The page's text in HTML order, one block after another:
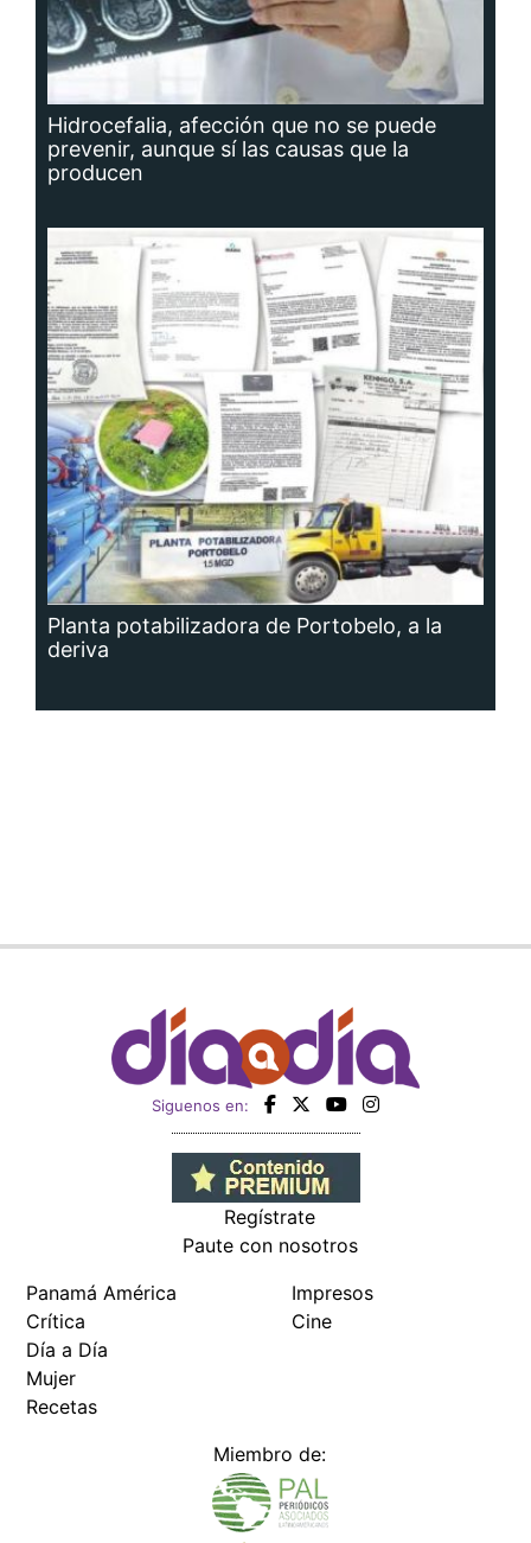
Hidrocefalia, afección que no se puede
prevenir, aunque sí las causas que la
producen
Planta potabilizadora de Portobelo, a la
deriva
Siguenos en:
Regístrate
Paute con nosotros
Panamá América
Crítica
Día a Día
Mujer
Recetas
Impresos
Cine
Miembro de: